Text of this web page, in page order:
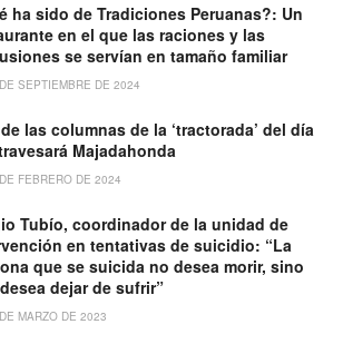
ha sido de Tradiciones Peruanas?: Un
en el que las raciones y las
se servían en tamaño familiar
SEPTIEMBRE DE 2024
las columnas de la ‘tractorada’ del día
Majadahonda
FEBRERO DE 2024
Tubío, coordinador de la unidad de
en tentativas de suicidio: “La
que se suicida no desea morir, sino
dejar de sufrir”
MARZO DE 2023